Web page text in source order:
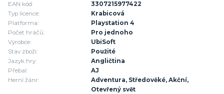
EAN kód:
3307215977422
Typ licence:
Krabicová
Platforma:
Playstation 4
Počet hráčů:
Pro jednoho
Výrobce:
UbiSoft
Stav zboží:
Použité
Jazyk hry:
Angličtina
Přebal:
AJ
Herní žánr:
Adventura, Středověké, Akční,
Otevřený svět